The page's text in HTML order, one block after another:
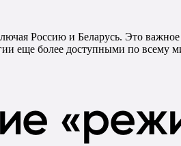
Россию и Беларусь. Это
еще более доступными по всему